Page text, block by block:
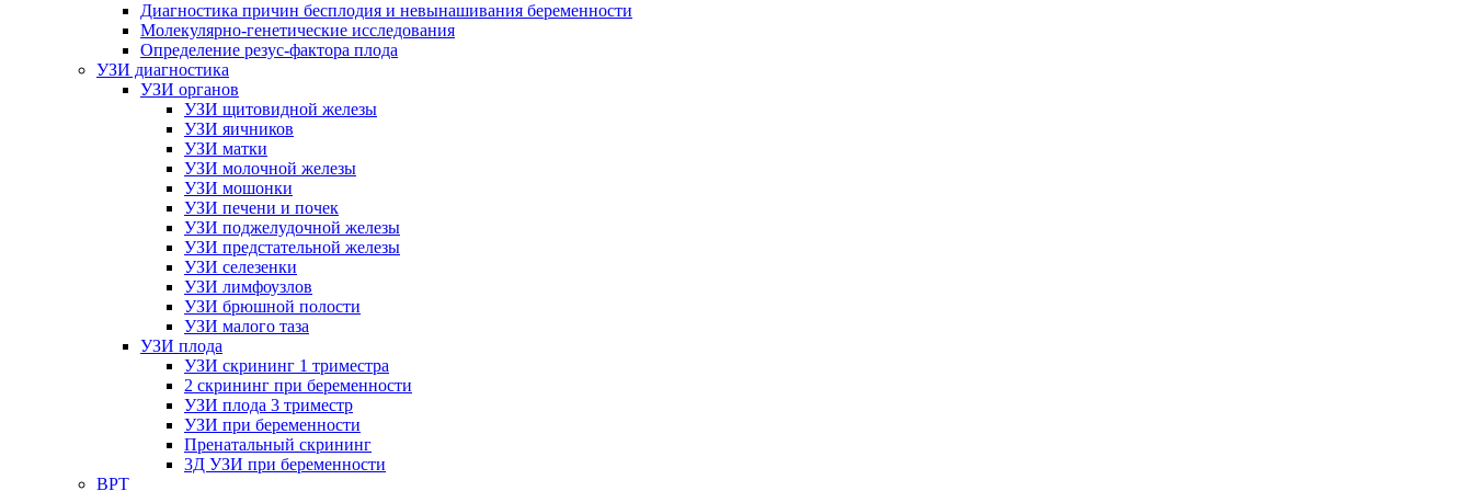
Диагностика причин бесплодия и невынашивания беременности
Молекулярно-генетические исследования
Определение резус-фактора плода
УЗИ диагностика
УЗИ органов
УЗИ щитовидной железы
УЗИ яичников
УЗИ матки
УЗИ молочной железы
УЗИ мошонки
УЗИ печени и почек
УЗИ поджелудочной железы
УЗИ предстательной железы
УЗИ селезенки
УЗИ лимфоузлов
УЗИ брюшной полости
УЗИ малого таза
УЗИ плода
УЗИ скрининг 1 триместра
2 скрининг при беременности
УЗИ плода 3 триместр
УЗИ при беременности
Пренатальный скрининг
3Д УЗИ при беременности
ВРТ